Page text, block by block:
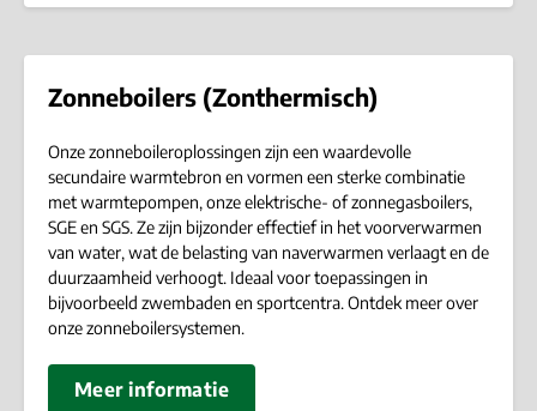
Zonneboilers (Zonthermisch)
Onze zonneboileroplossingen zijn een waardevolle
secundaire warmtebron en vormen een sterke combinatie
met warmtepompen, onze elektrische- of zonnegasboilers,
SGE en SGS. Ze zijn bijzonder effectief in het voorverwarmen
van water, wat de belasting van naverwarmen verlaagt en de
duurzaamheid verhoogt. Ideaal voor toepassingen in
bijvoorbeeld zwembaden en sportcentra. Ontdek meer over
onze zonneboilersystemen.
Meer informatie